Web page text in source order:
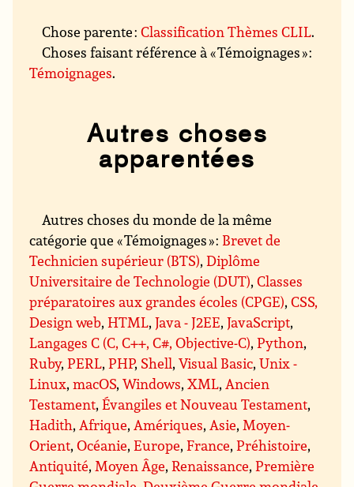
Chose parente :Classification Thèmes CLIL.
Choses faisant référence à « Témoignages » :
Témoignages.
Autres choses
apparentées
Autres choses du monde de la même
catégorie que « Témoignages » : Brevet de
Technicien supérieur (BTS),Diplôme
Universitaire de Technologie (DUT),Classes
préparatoires aux grandes écoles (CPGE),CSS,
Design web,HTML,Java - J2EE,JavaScript,
Langages C (C, C++, C#, Objective-C),Python,
Ruby,PERL,PHP, Shell,Visual Basic,Unix -
Linux,macOS,Windows,XML, Ancien
Testament,Évangiles et Nouveau Testament,
Hadith, Afrique, Amériques, Asie, Moyen-
Orient,Océanie,Europe,France,Préhistoire,
Antiquité, Moyen Âge,Renaissance,Première